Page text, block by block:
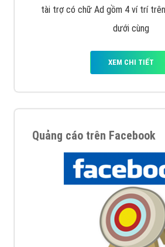
tài trợ có chữ Ad gồm 4 ví trí
dưới cùng
XEM CHI TIẾT
Quảng cáo trên Facebook